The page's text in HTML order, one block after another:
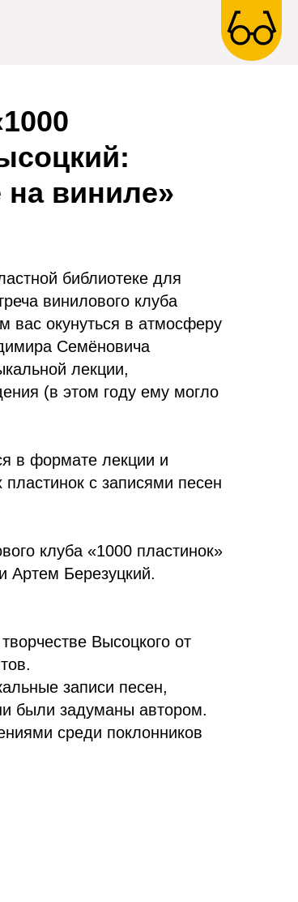
на виниле»
библиотеке для
винилового клуба
вас окунуться в атмосферу
Семёновича
лекции,
(в этом году ему могло
в формате лекции и
с записями песен
клуба «1000 пластинок»
Артем Березуцкий.
Высоцкого от
записи песен,
были задуманы автором.
среди поклонников